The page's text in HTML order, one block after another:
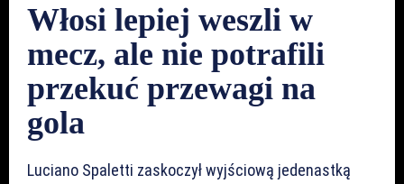
Włosi lepiej weszli w
mecz, ale nie potrafili
przekuć przewagi na
gola
Luciano Spaletti zaskoczył wyjściową jedenastką